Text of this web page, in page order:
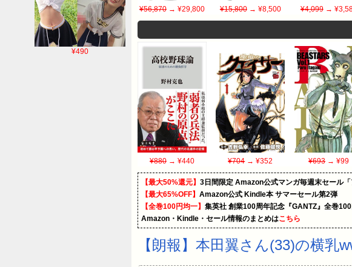
¥490
¥56,870 → ¥29,800 ¥15,800→ ¥8,500 ¥4,099→
¥880 → ¥440 ¥704→ ¥352 ¥693→ ¥99
【最大50%還元】 3日間限定 Amazon公式マンガ毎週末セール「
【最大65%OFF】 Amazon公式 Kindle本 サマーセール第2弾
【全巻100円均一】 集英社 創業100周年記念『GANTZ』全巻100
Amazon・Kindle・セール情報のまとめはこちら
【朗報】本田翼さん(33)の横乳